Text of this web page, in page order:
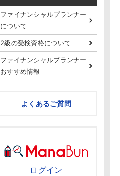
ファイナンシャルプランナー
について
2級の受検資格について
ファイナンシャルプランナー
おすすめ情報
よくあるご質問
ログイン